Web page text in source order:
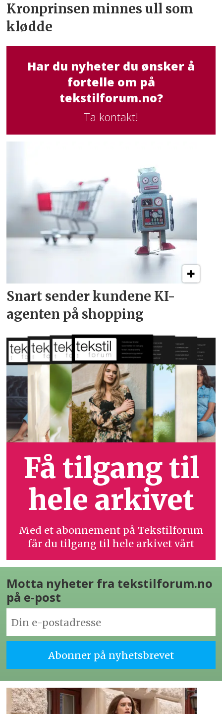
Kronprinsen minnes ull som
klødde
Har du nyheter du ønsker å
fortelle om på
tekstilforum.no?
Ta kontakt!
Snart sender kundene KI-
agenten på shopping
Få tilgang til
hele arkivet
Med et abonnement på Tekstilforum
får du tilgang til hele arkivet vårt
Motta nyheter fra tekstilforum.no
på e-post